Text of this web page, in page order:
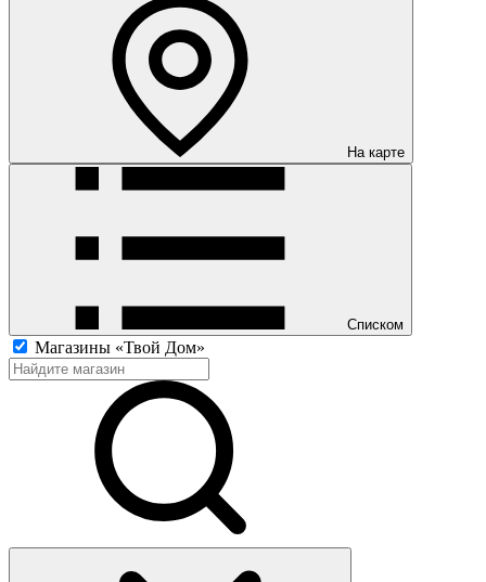
На карте
Списком
Магазины «Твой Дом»